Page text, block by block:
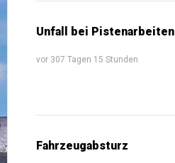
Unfall bei Pistenarbeiten
vor 307 Tagen 15 Stunden
Fahrzeugabsturz